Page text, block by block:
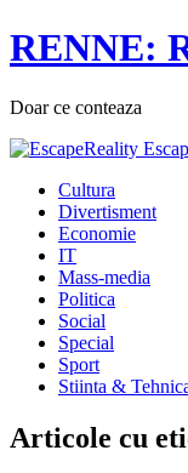
RENNE:
Doar ce conteaza
Cultura
Divertisment
Economie
IT
Mass-media
Politica
Social
Special
Sport
Stiinta &
Articole cu